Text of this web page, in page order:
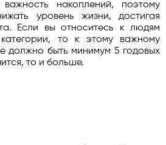
накоплений, поэтому
уровень жизни, достигая
Если вы относитесь к людям
то к этому важному
должно быть минимум 5 годовых
то и больше.